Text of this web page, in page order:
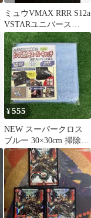
ミュウVMAX RRR S12a
VSTARユニバース
054/172
¥555
NEW スーパークロス
ブルー 30×30cm 掃除用
クロス